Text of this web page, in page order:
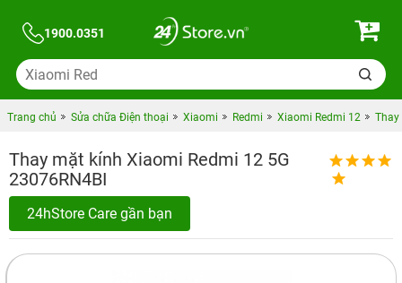
1900.0351
Trang chủ Sửa chữa Điện thoại Xiaomi Redmi Xiaomi Redmi 12 Thay
Thay mặt kính Xiaomi Redmi 12 5G
23076RN4BI
24hStore Care gần bạn